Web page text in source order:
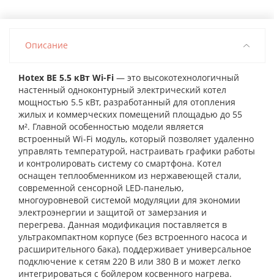
Описание
Hotex BE 5.5 кВт Wi-Fi — это высокотехнологичный
настенный одноконтурный электрический котел
мощностью 5.5 кВт, разработанный для отопления
жилых и коммерческих помещений площадью до 55
м². Главной особенностью модели является
встроенный Wi-Fi модуль, который позволяет удаленно
управлять температурой, настраивать графики работы
и контролировать систему со смартфона. Котел
оснащен теплообменником из нержавеющей стали,
современной сенсорной LED-панелью,
многоуровневой системой модуляции для экономии
электроэнергии и защитой от замерзания и
перегрева. Данная модификация поставляется в
ультракомпактном корпусе (без встроенного насоса и
расширительного бака), поддерживает универсальное
подключение к сетям 220 В или 380 В и может легко
интегрироваться с бойлером косвенного нагрева.